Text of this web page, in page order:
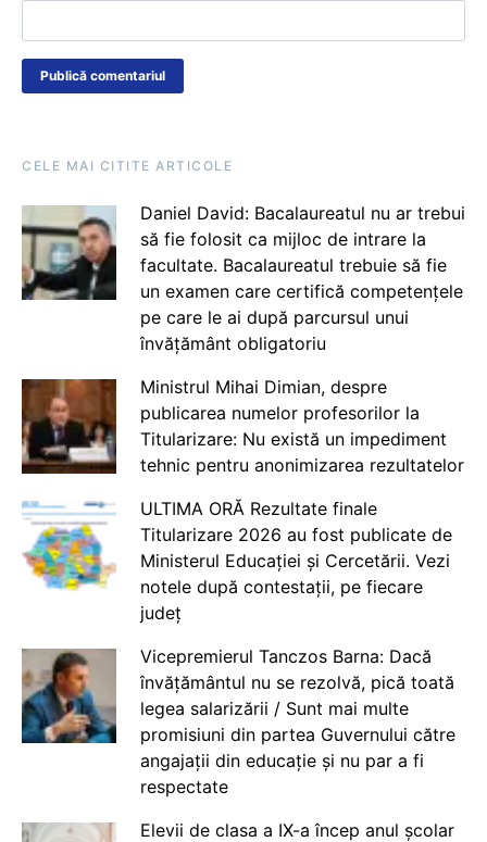
CELE MAI CITITE ARTICOLE
Daniel David: Bacalaureatul nu ar trebui
să fie folosit ca mijloc de intrare la
facultate. Bacalaureatul trebuie să fie
un examen care certifică competențele
pe care le ai după parcursul unui
învățământ obligatoriu
Ministrul Mihai Dimian, despre
publicarea numelor profesorilor la
Titularizare: Nu există un impediment
tehnic pentru anonimizarea rezultatelor
ULTIMA ORĂ Rezultate finale
Titularizare 2026 au fost publicate de
Ministerul Educației și Cercetării. Vezi
notele după contestații, pe fiecare
județ
Vicepremierul Tanczos Barna: Dacă
învățământul nu se rezolvă, pică toată
legea salarizării / Sunt mai multe
promisiuni din partea Guvernului către
angajații din educație și nu par a fi
respectate
Elevii de clasa a IX-a încep anul școlar